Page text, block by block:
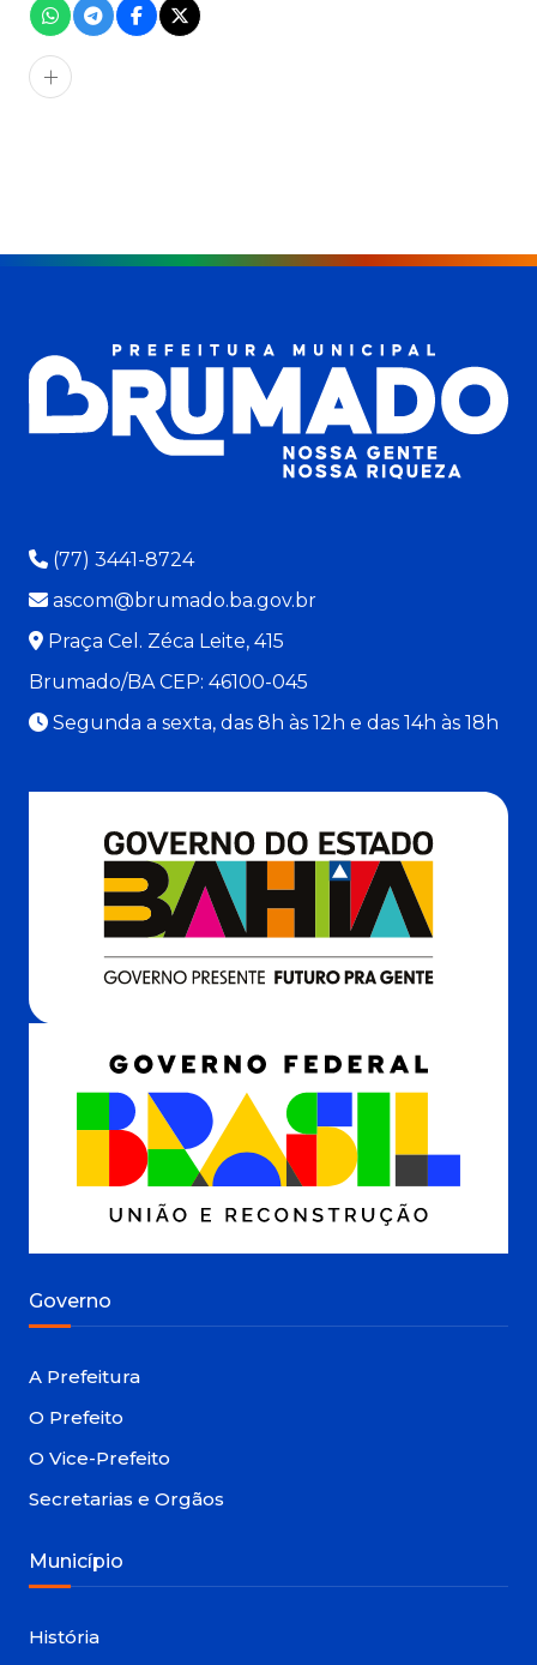
(77) 3441-8724
ascom@brumado.ba.gov.br
Praça Cel. Zéca Leite, 415
Brumado/BA CEP: 46100-045
Segunda a sexta, das 8h às 12h e das 14h às 18h
Governo
A Prefeitura
O Prefeito
O Vice-Prefeito
Secretarias e Orgãos
Município
História